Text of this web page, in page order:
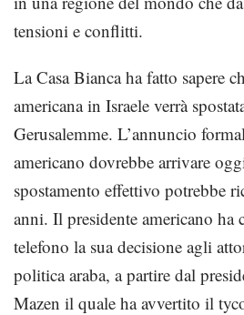
tensioni e conflitti.
La Casa Bianca ha fatto sapere
americana in Israele verrà
Gerusalemme. L’annuncio
americano dovrebbe arrivare
spostamento effettivo potrebbe
anni. Il presidente americano ha
telefono la sua decisione agli
politica araba, a partire dal
Mazen il quale ha avvertito il